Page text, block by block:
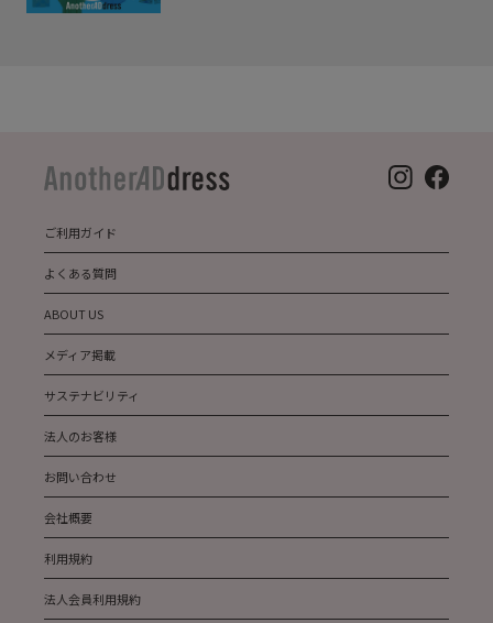
ご利用ガイド
よくある質問
ABOUT US
メディア掲載
サステナビリティ
法人のお客様
お問い合わせ
会社概要
利用規約
法人会員利用規約